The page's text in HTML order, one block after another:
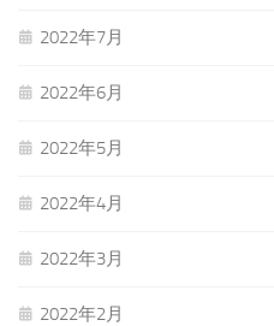
2022年7月
2022年6月
2022年5月
2022年4月
2022年3月
2022年2月